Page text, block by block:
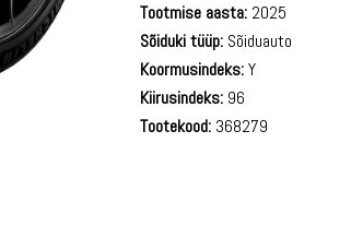
Tootmise aasta: 2025
Sõiduki tüüp: Sõiduauto
Koormusindeks:Y
Kiirusindeks: 96
Tootekood: 368279